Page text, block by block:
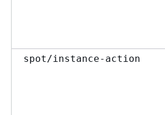
spot/instance-action